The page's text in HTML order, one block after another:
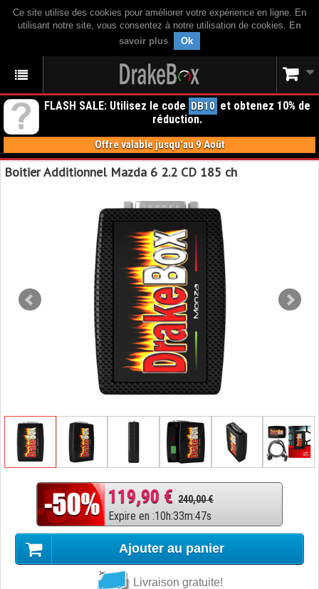
Ce site utilise des cookies pour améliorer votre expérience en ligne. En
utilisant notre site, vous consentez à notre utilisation de cookies. En
savoir plus. Ok
FLASH SALE: Utilisez le code DB10 et obtenez 10% de
réduction.
Offre valable jusqu'au 9 Août
Boitier Additionnel Mazda 6 2.2 CD 185 ch
119,90 € 240,00 €
Expire en :10h:33m:46s
Ajouter au panier
Livraison gratuite!